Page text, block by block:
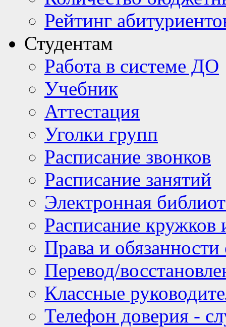
Рейтинг
Студентам
Работа в системе ДО
Учебник
Аттестация
Уголки групп
Расписание звонков
Расписание занятий
Электронная
Расписание кружков
Права и
Перевод/
Классные
Телефон доверия -